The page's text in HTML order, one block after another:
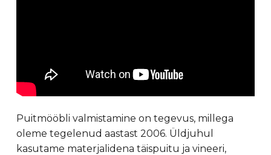
Puitmööbli valmistamine on tegevus, millega
oleme tegelenud aastast 2006. Üldjuhul
kasutame materjalidena täispuitu ja vineeri,